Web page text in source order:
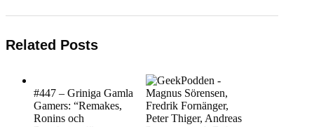
Related Posts
#447 – Griniga Gamla
Gamers: “Remakes,
Ronins och